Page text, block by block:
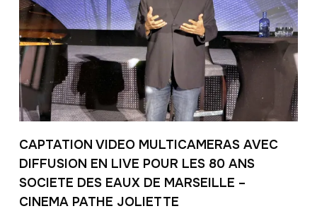
CAPTATION VIDEO MULTICAMERAS AVEC
DIFFUSION EN LIVE POUR LES 80 ANS
SOCIETE DES EAUX DE MARSEILLE –
CINEMA PATHE JOLIETTE